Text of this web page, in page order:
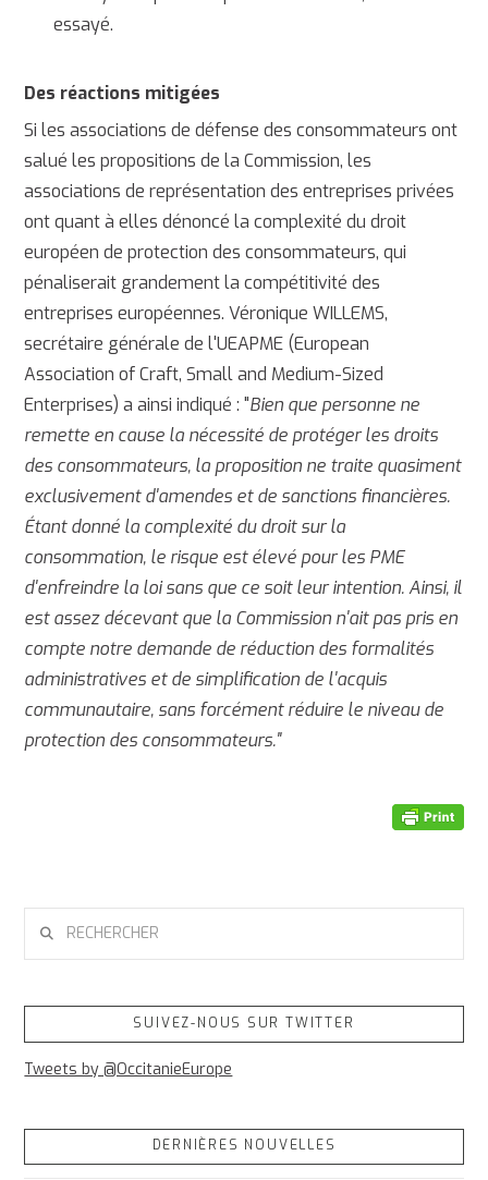
essayé.
Des réactions mitigées
Si les associations de défense des consommateurs ont
salué les propositions de la Commission, les
associations de représentation des entreprises privées
ont quant à elles dénoncé la complexité du droit
européen de protection des consommateurs, qui
pénaliserait grandement la compétitivité des
entreprises européennes. Véronique WILLEMS,
secrétaire générale de l'UEAPME (European
Association of Craft, Small and Medium-Sized
Enterprises) a ainsi indiqué : "Bien que personne ne
remette en cause la nécessité de protéger les droits
des consommateurs, la proposition ne traite quasiment
exclusivement d'amendes et de sanctions financières.
Étant donné la complexité du droit sur la
consommation, le risque est élevé pour les PME
d'enfreindre la loi sans que ce soit leur intention. Ainsi, il
est assez décevant que la Commission n'ait pas pris en
compte notre demande de réduction des formalités
administratives et de simplification de l'acquis
communautaire, sans forcément réduire le niveau de
protection des consommateurs."
SUIVEZ-NOUS SUR TWITTER
Tweets by @OccitanieEurope
DERNIÈRES NOUVELLES